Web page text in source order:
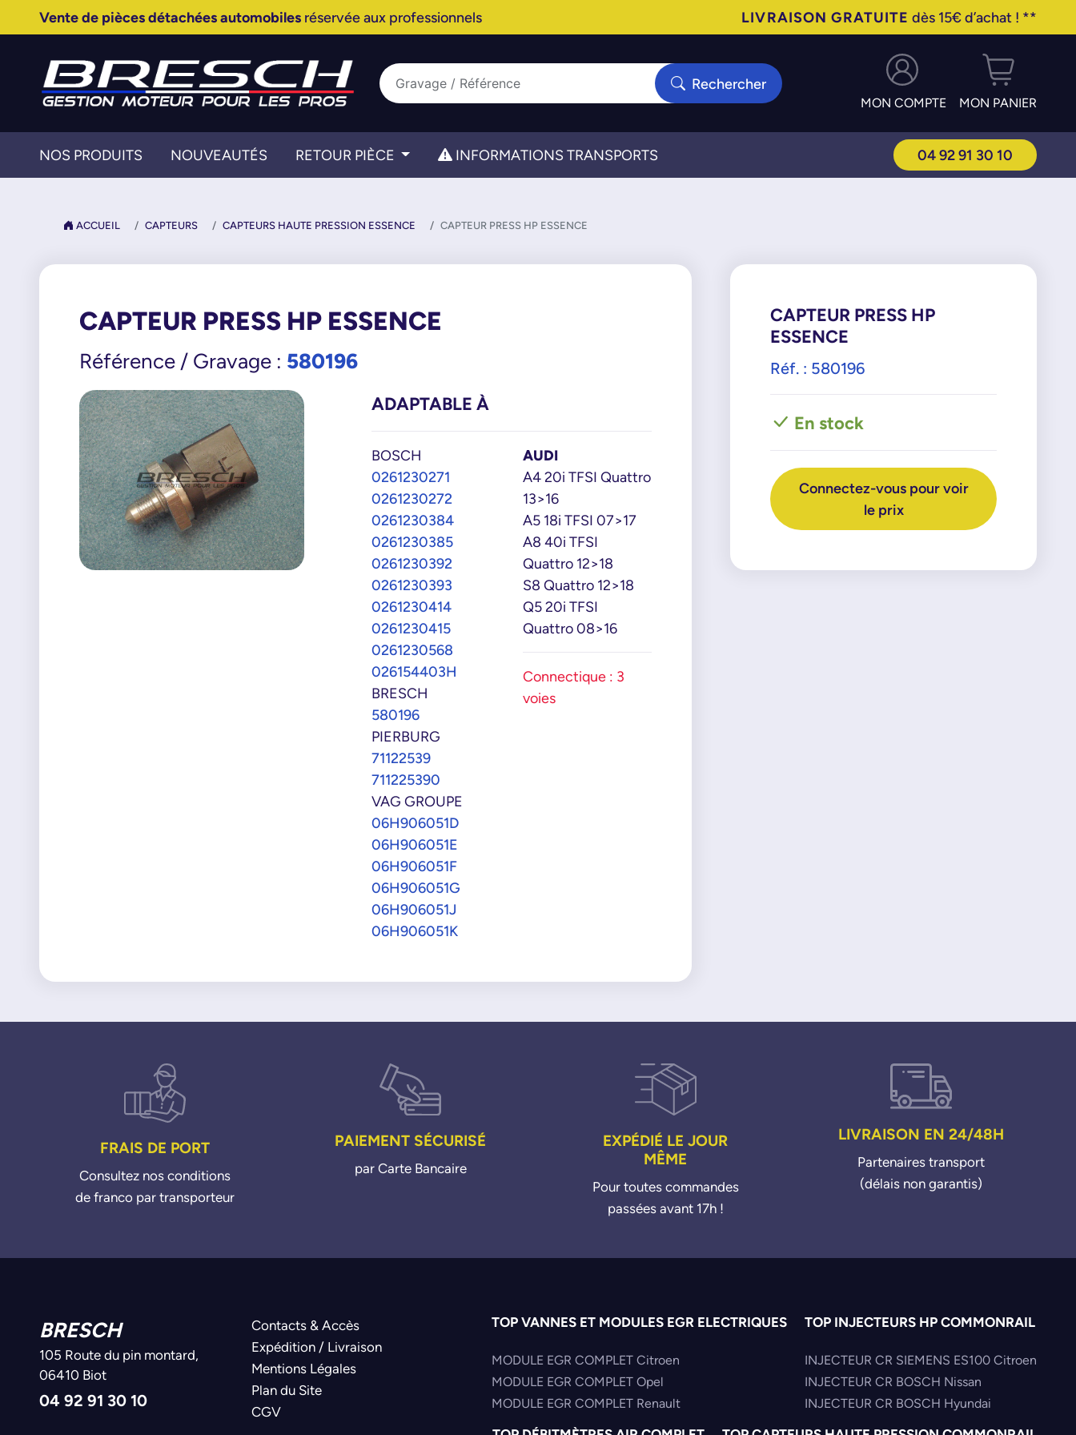
Vente de pièces détachées automobilesréservée aux professionnels LIVRAISON GRATUITE dès 15€ d’achat ! **
Rechercher
MON COMPTE MON PANIER
NOS PRODUITS NOUVEAUTÉS RETOUR PIÈCE INFORMATIONS TRANSPORTS 04 92 91 30 10
ACCUEIL CAPTEURS CAPTEURS HAUTE PRESSION ESSENCE CAPTEUR PRESS HP ESSENCE
CAPTEUR PRESS HP ESSENCE
Référence / Gravage : 580196
ADAPTABLE À
BOSCH
0261230271
0261230272
0261230384
0261230385
0261230392
0261230393
0261230414
0261230415
0261230568
026154403H
BRESCH
580196
PIERBURG
71122539
711225390
VAG GROUPE
06H906051D
06H906051E
06H906051F
06H906051G
06H906051J
06H906051K
AUDI
A4 20i TFSI Quattro
13>16
A5 18i TFSI 07>17
A8 40i TFSI
Quattro 12>18
S8 Quattro 12>18
Q5 20i TFSI
Quattro 08>16
Connectique : 3
voies
CAPTEUR PRESS HP
ESSENCE
Réf. : 580196
En stock
Connectez-vous pour voir
le prix
FRAIS DE PORT
Consultez nos conditions
de franco par transporteur
PAIEMENT SÉCURISÉ
par Carte Bancaire
EXPÉDIÉ LE JOUR
MÊME
Pour toutes commandes
passées avant 17h !
LIVRAISON EN 24/48H
Partenaires transport
(délais non garantis)
BRESCH
105 Route du pin montard,
06410 Biot
04 92 91 30 10
Contacts & Accès
Expédition / Livraison
Mentions Légales
Plan du Site
CGV
TOP VANNES ET MODULES EGR ELECTRIQUES
MODULE EGR COMPLET Citroen
MODULE EGR COMPLET Opel
MODULE EGR COMPLET Renault
TOP INJECTEURS HP COMMONRAIL
INJECTEUR CR SIEMENS ES100 Citroen
INJECTEUR CR BOSCH Nissan
INJECTEUR CR BOSCH Hyundai